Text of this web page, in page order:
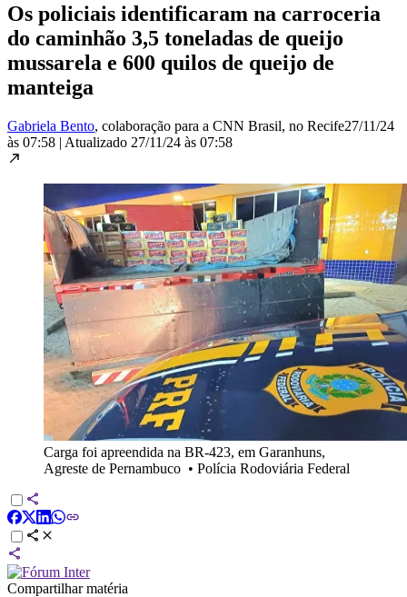
Os policiais identificaram na carroceria
do caminhão 3,5 toneladas de queijo
mussarela e 600 quilos de queijo de
manteiga
Gabriela Bento, colaboração para a CNN Brasil, no Recife27/11/24
às 07:58 | Atualizado 27/11/24 às 07:58
Carga foi apreendida na BR-423, em Garanhuns,
Agreste de Pernambuco • Polícia Rodoviária Federal
Compartilhar matéria